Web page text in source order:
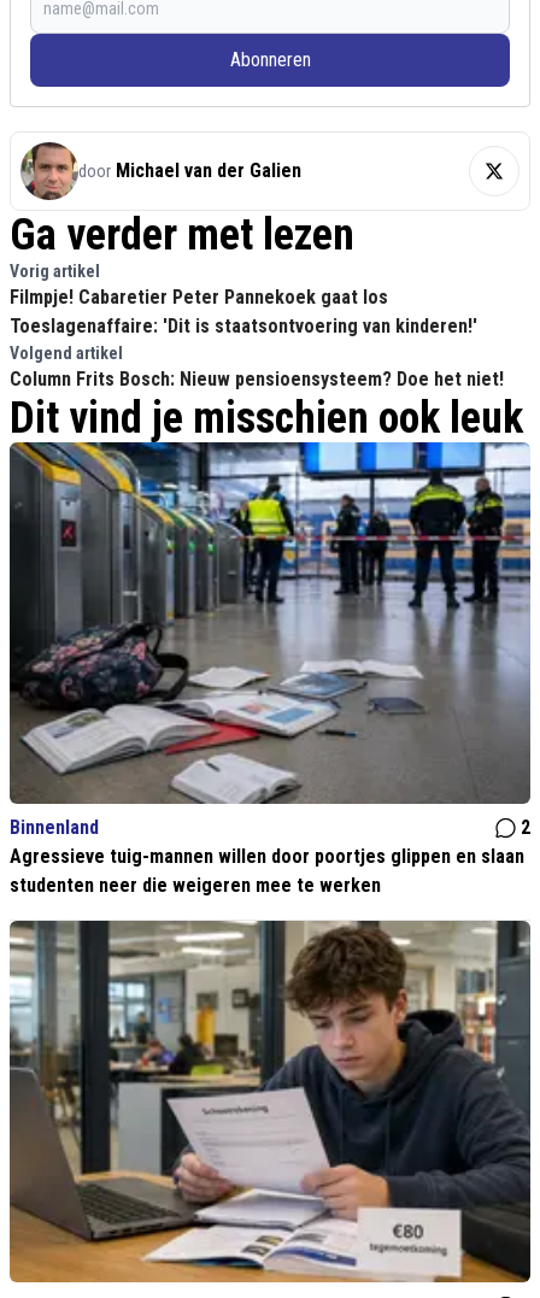
Abonneren
door Michael van der Galien
Ga verder met lezen
Vorig artikel
Filmpje! Cabaretier Peter Pannekoek gaat los
Toeslagenaffaire: 'Dit is staatsontvoering van kinderen!'
Volgend artikel
Column Frits Bosch: Nieuw pensioensysteem? Doe het niet!
Dit vind je misschien ook leuk
Binnenland
2
Agressieve tuig-mannen willen door poortjes glippen en slaan
studenten neer die weigeren mee te werken